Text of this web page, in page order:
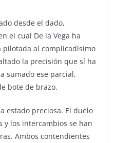
desde el dado,
el cual De la Vega ha
al complicadísimo
la precisión que sí ha
sumado ese parcial,
bote de brazo.
estado preciosa. El duelo
y los intercambios se han
Ambos contendientes